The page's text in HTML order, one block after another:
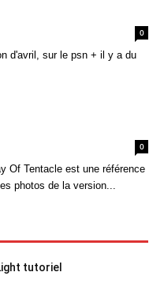
0
d'avril, sur le psn + il y a du
0
Of Tentacle est une référence
photos de la version...
tutoriel